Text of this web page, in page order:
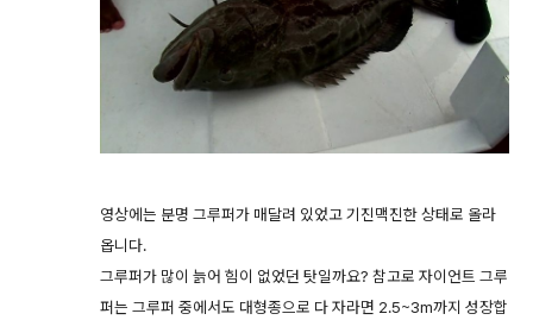
영상에는 분명 그루퍼가 매달려 있었고 기진맥진한 상태로 올라
옵니다.
그루퍼가 많이 늙어 힘이 없었던 탓일까요? 참고로 자이언트 그루
퍼는 그루퍼 중에서도 대형종으로 다 자라면 2.5~3m까지 성장합